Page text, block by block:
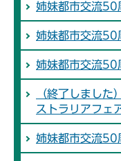
姉妹都市交流
姉妹都市交流
姉妹都市交流
（終了しまし
ストラリアフェ
姉妹都市交流50